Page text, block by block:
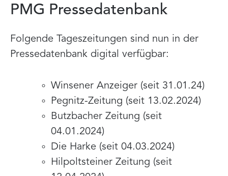
PMG Pressedatenbank
Folgende Tageszeitungen sind nun in der
Pressedatenbank digital verfügbar:
Winsener Anzeiger (seit 31.01.24)
Pegnitz-Zeitung (seit 13.02.2024)
Butzbacher Zeitung (seit
04.01.2024)
Die Harke (seit 04.03.2024)
Hilpoltsteiner Zeitung (seit